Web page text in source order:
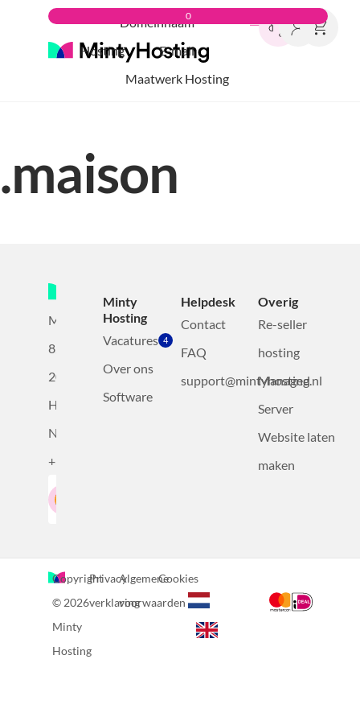
Domeinnaam
Hosting
E-mail
Maatwerk Hosting
0
.maison
Mollerusweg
82
2031BZ
Haarlem,
Nederland
+31232305815
Minty
Hosting
Vacatures 4
Over ons
Software
Helpdesk
Contact
FAQ
support@mintyhosting.nl
Overig
Re-seller
hosting
Managed
Server
Website laten
maken
Copyright
© 2026
Minty
Hosting
Privacy
verklaring
Algemene
voorwaarden
Cookies